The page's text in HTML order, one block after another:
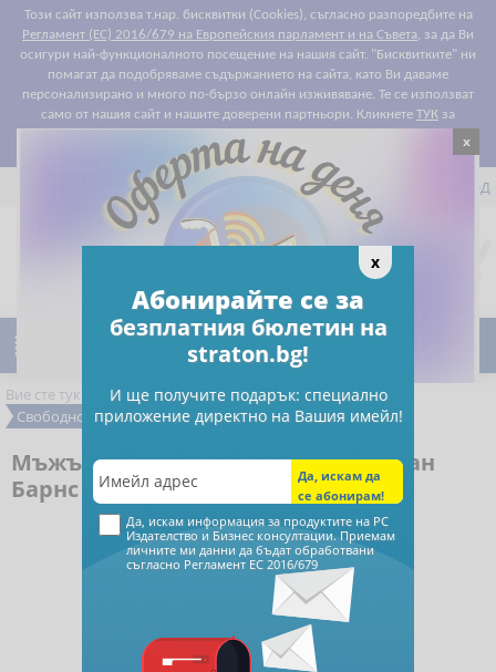
Този сайт използва т.нар. бисквитки (Cookies), съгласно разпоредбите на
Регламент (ЕС) 2016/679 на Европейския парламент и на Съвета, за да Ви
осигури най-функционалното посещение на нашия сайт. "Бисквитките" ни
помагат да подобряваме съдържанието на сайта, като Ви даваме
персонализирано и много по-бързо онлайн изживяване. Те се използват
само от нашия сайт и нашите доверени партньори. Кликнете ТУК за
подробности относно правилата за "бисквитките".
 РЕГИСТРАЦИЯ ВХОД
Предпочитани
 Намаления
Вие сте тук:
РС Издателство и Бизнес Консултации
Свободно време
Книги
Мъжът с червеното палто - Джулиан
Барнс
x
Абонирайте се за
безплатния бюлетин на
straton.bg!
И ще получите подарък: специално
приложение директно на Вашия имейл!
Да, искам информация за продуктите на РС
Издателство и Бизнес консултации. Приемам
личните ми данни да бъдат обработвани
съгласно Регламент ЕС 2016/679
x